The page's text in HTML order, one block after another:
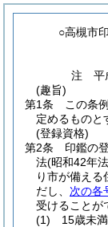
○高槻市
注 平
(趣旨)
第1条
この条
定めるものと
(登録資格)
第2条
印鑑の
法(昭和42年
り市が備える
だし、 次の各
受けることが
(1)
15歳未